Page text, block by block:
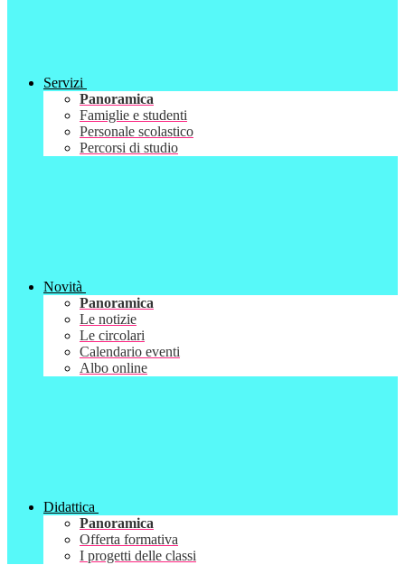
Servizi
Panoramica
Famiglie e studenti
Personale scolastico
Percorsi di studio
Novità
Panoramica
Le notizie
Le circolari
Calendario eventi
Albo online
Didattica
Panoramica
Offerta formativa
I progetti delle classi